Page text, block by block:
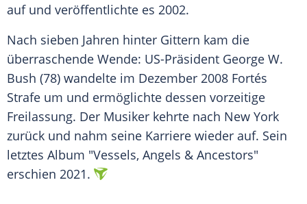
auf und veröffentlichte es 2002.
Nach sieben Jahren hinter Gittern kam die
überraschende Wende: US-Präsident George W.
Bush (78) wandelte im Dezember 2008 Fortés
Strafe um und ermöglichte dessen vorzeitige
Freilassung. Der Musiker kehrte nach New York
zurück und nahm seine Karriere wieder auf. Sein
letztes Album "Vessels, Angels & Ancestors"
erschien 2021.